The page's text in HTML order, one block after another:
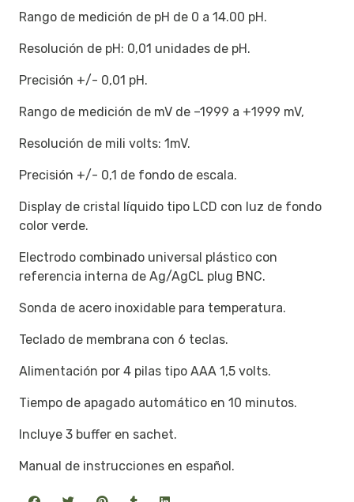
Rango de medición de pH de 0 a 14.00 pH.
Resolución de pH: 0,01 unidades de pH.
Precisión +/- 0,01 pH.
Rango de medición de mV de –1999 a +1999 mV,
Resolución de mili volts: 1mV.
Precisión +/- 0,1 de fondo de escala.
Display de cristal líquido tipo LCD con luz de fondo
color verde.
Electrodo combinado universal plástico con
referencia interna de Ag/AgCL plug BNC.
Sonda de acero inoxidable para temperatura.
Teclado de membrana con 6 teclas.
Alimentación por 4 pilas tipo AAA 1,5 volts.
Tiempo de apagado automático en 10 minutos.
Incluye 3 buffer en sachet.
Manual de instrucciones en español.